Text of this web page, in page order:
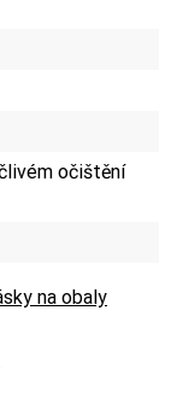
očištění
na obaly